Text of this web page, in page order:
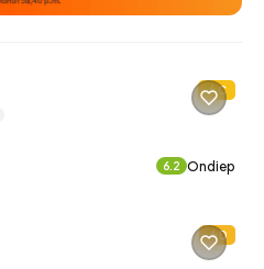
C
6.2 Ondiep
D